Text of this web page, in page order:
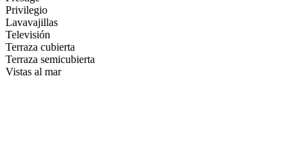
Privilegio
Lavavajillas
Televisión
Terraza cubierta
Terraza semicubierta
Vistas al mar